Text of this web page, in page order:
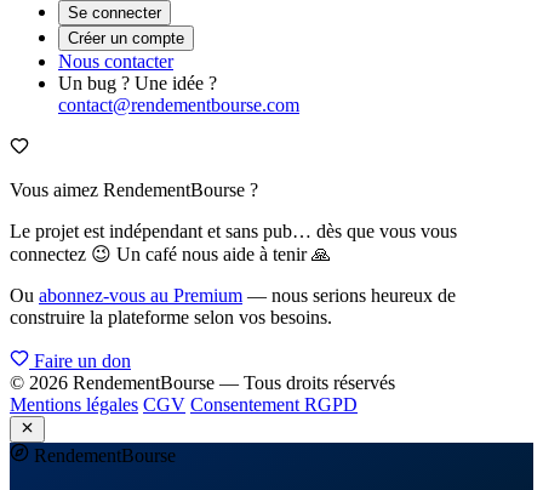
Se connecter
Créer un compte
Nous contacter
Un bug ? Une idée ?
contact@rendementbourse.com
Vous aimez RendementBourse ?
Le projet est indépendant et sans pub… dès que vous vous
connectez 😉 Un café nous aide à tenir 🙏
Ou abonnez-vous au Premium — nous serions heureux de
construire la plateforme selon vos besoins.
Faire un don
© 2026 RendementBourse — Tous droits réservés
Mentions légales CGV Consentement RGPD
RendementBourse